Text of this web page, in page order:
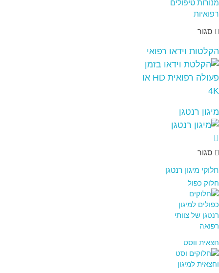
סגור
הקלטות וידאו רפואי
מיגון רנטגן
סגור
חלוקי מיגון רנטגן
חלוק כפול
חצאית ווסט